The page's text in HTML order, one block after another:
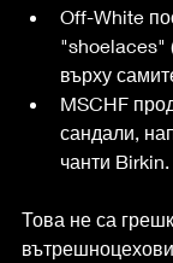
Off-White
"shoelaces"
върху
MSCHF
сандали,
чанти Birkin.
Това не са